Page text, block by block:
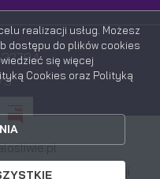
nowej generacji
realizacji usług. Możesz
dostępu do plików cookies
się więcej
Cookies oraz Polityką